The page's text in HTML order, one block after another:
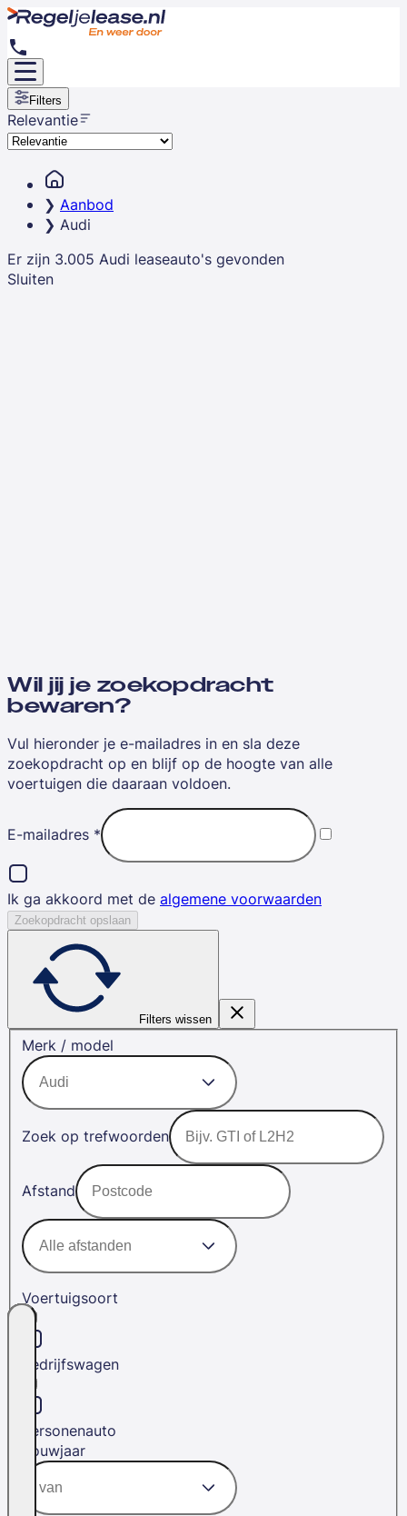
Filters
Relevantie
Aanbod
Audi
Er zijn 3.005 Audi leaseauto's gevonden
Sluiten
Wil jij je zoekopdracht
bewaren?
Vul hieronder je e-mailadres in en sla deze
zoekopdracht op en blijf op de hoogte van alle
voertuigen die daaraan voldoen.
E-mailadres *
Ik ga akkoord met de algemene voorwaarden
Zoekopdracht opslaan
Filters wissen
Merk / model
Zoek op trefwoorden
Afstand
Voertuigsoort
Bedrijfswagen
Personenauto
Bouwjaar